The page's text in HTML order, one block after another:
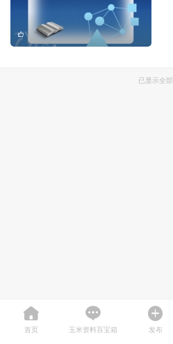
已显示全部
首页 玉米资料百宝箱 发布